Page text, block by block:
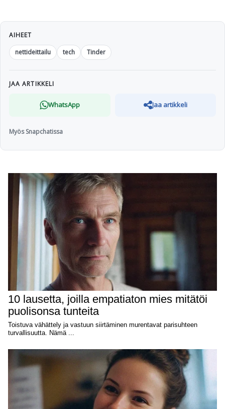
AIHEET
nettideittailu
tech Tinder
JAA ARTIKKELI
WhatsApp Jaa artikkeli
Myös Snapchatissa